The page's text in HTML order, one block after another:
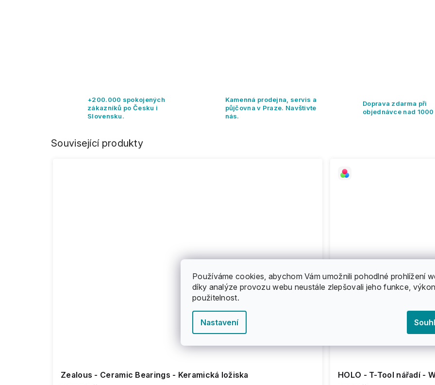
Používáme cookies, abychom Vám umožnili pohodlné prohlížení
díky analýze provozu webu neustále zlepšovali jeho funkce,
použitelnost.
Nastavení
+200.000 spokojených
zákazníků po Česku i
Slovensku.
Kamenná prodejna, servis a
půjčovna v Praze. Navštivte
nás.
Doprava zdarma při
objednávce nad 1000
Související produkty
Zealous - Ceramic Bearings - Keramická ložiska HOLO - T-Tool nářadí -